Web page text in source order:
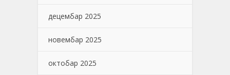
децембар 2025
новембар 2025
октобар 2025